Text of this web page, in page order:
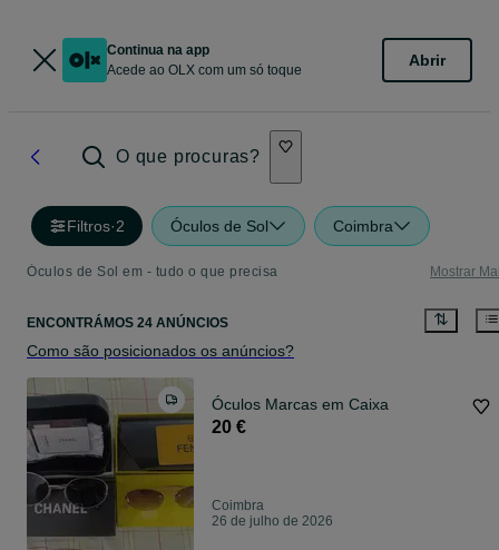
Continua na app
Acede ao OLX com um só toque
Abrir
O que procuras?
Filtros·2 Óculos de Sol Coimbra
Óculos de Sol em - tudo o que precisa Mostrar
ENCONTRÁMOS 24 ANÚNCIOS
Como são posicionados os anúncios?
Óculos Marcas em Caixa
20 €
Coimbra
26 de julho de 2026